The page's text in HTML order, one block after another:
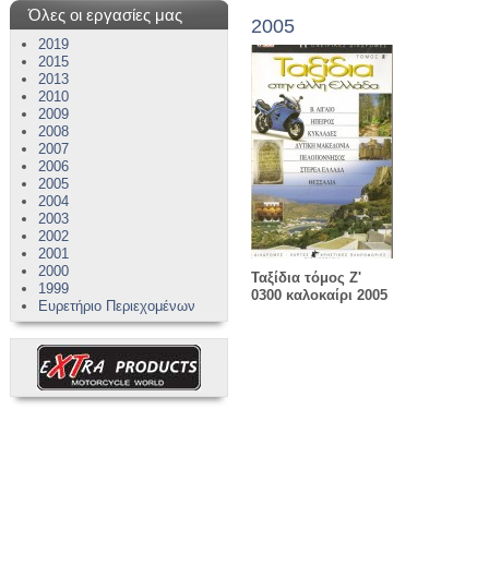
Όλες οι εργασίες μας
2019
2015
2013
2010
2009
2008
2007
2006
2005
2004
2003
2002
2001
2000
1999
Ευρετήριο Περιεχομένων
2005
Ταξίδια τόμος Ζ'
0300 καλοκαίρι 2005